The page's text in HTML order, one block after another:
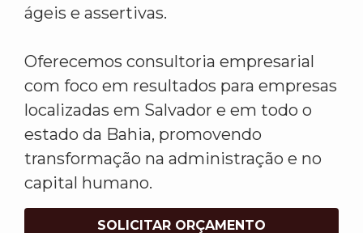
ágeis e assertivas.
Oferecemos consultoria empresarial
com foco em resultados para empresas
localizadas em Salvador e em todo o
estado da Bahia, promovendo
transformação na administração e no
capital humano.
SOLICITAR ORÇAMENTO